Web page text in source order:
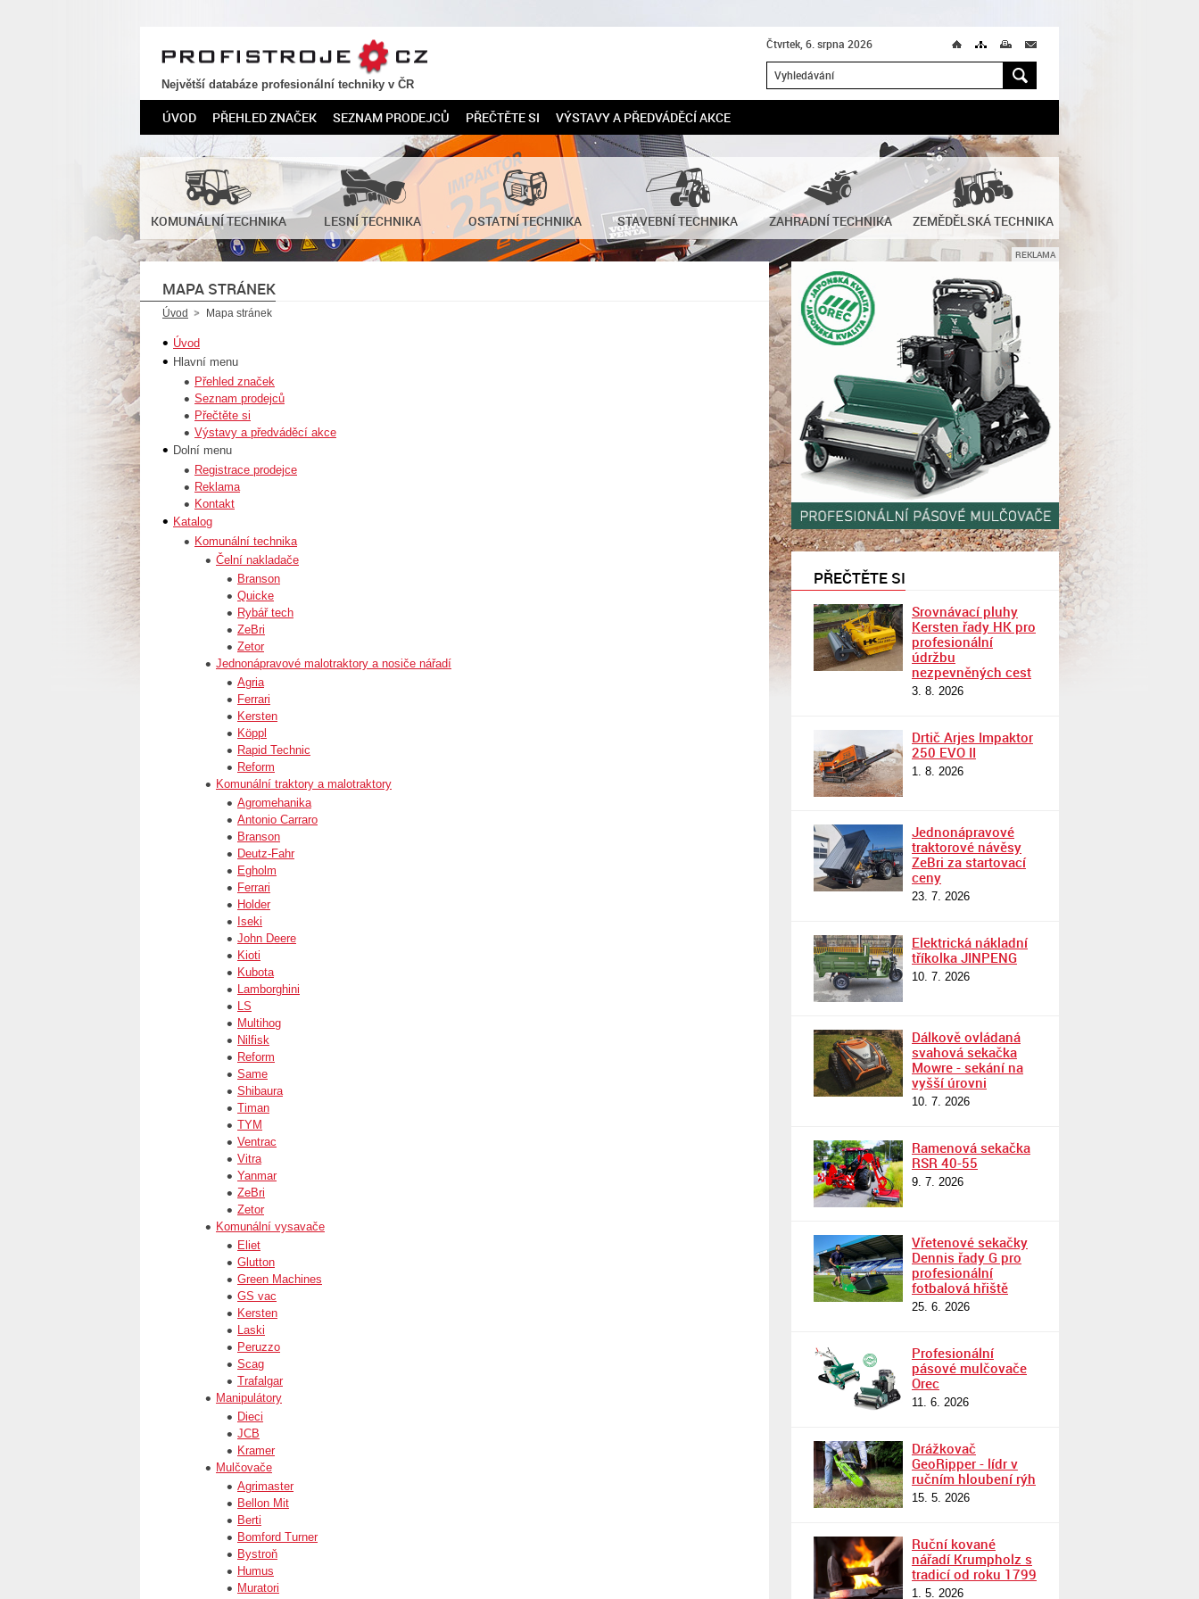
PROFISTROJE.CZ
Největší databáze profesionální techniky v ČR
Čtvrtek, 6. srpna 2026 Ú M T M
H
ÚVOD PŘEHLED ZNAČEK SEZNAM PRODEJCŮ PŘEČTĚTE SI VÝSTAVY A PŘEDVÁDĚCÍ AKCE
KOMUNÁLNÍ TECHNIKA LESNÍ TECHNIKA OSTATNÍ TECHNIKA STAVEBNÍ TECHNIKA ZAHRADNÍ TECHNIKA ZEMĚDĚLSKÁ TECHNIKA
MAPA STRÁNEK
Úvod Mapa stránek
Úvod
Hlavní menu
Přehled značek
Seznam prodejců
Přečtěte si
Výstavy a předváděcí akce
Dolní menu
Registrace prodejce
Reklama
Kontakt
Katalog
Komunální technika
Čelní nakladače
Branson
Quicke
Rybář tech
ZeBri
Zetor
Jednonápravové malotraktory a nosiče nářadí
Agria
Ferrari
Kersten
Köppl
Rapid Technic
Reform
Komunální traktory a malotraktory
Agromehanika
Antonio Carraro
Branson
Deutz-Fahr
Egholm
Ferrari
Holder
Iseki
John Deere
Kioti
Kubota
Lamborghini
LS
Multihog
Nilfisk
Reform
Same
Shibaura
Timan
TYM
Ventrac
Vitra
Yanmar
ZeBri
Zetor
Komunální vysavače
Eliet
Glutton
Green Machines
GS vac
Kersten
Laski
Peruzzo
Scag
Trafalgar
Manipulátory
Dieci
JCB
Kramer
Mulčovače
Agrimaster
Bellon Mit
Berti
Bomford Turner
Bystroň
Humus
Muratori
REKLAMA
PŘEČTĚTE SI
Srovnávací pluhy
Kersten řady HK pro
profesionální
údržbu
nezpevněných cest
3. 8. 2026
Drtič Arjes Impaktor
250 EVO II
1. 8. 2026
Jednonápravové
traktorové návěsy
ZeBri za startovací
ceny
23. 7. 2026
Elektrická nákladní
tříkolka JINPENG
10. 7. 2026
Dálkově ovládaná
svahová sekačka
Mowre - sekání na
vyšší úrovni
10. 7. 2026
Ramenová sekačka
RSR 40-55
9. 7. 2026
Vřetenové sekačky
Dennis řady G pro
profesionální
fotbalová hřiště
25. 6. 2026
Profesionální
pásové mulčovače
Orec
11. 6. 2026
Drážkovač
GeoRipper - lídr v
ručním hloubení rýh
15. 5. 2026
Ruční kované
nářadí Krumpholz s
tradicí od roku 1799
1. 5. 2026